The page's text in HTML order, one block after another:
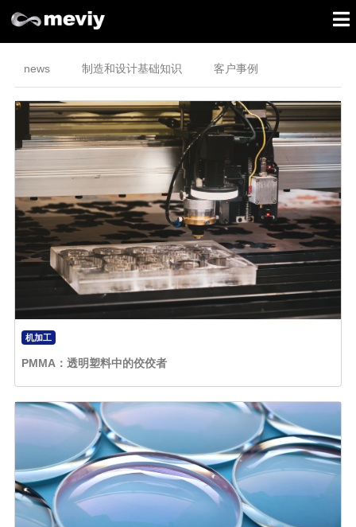
news 制造和设计基础知识 客户事例
机加工
PMMA：透明塑料中的佼佼者